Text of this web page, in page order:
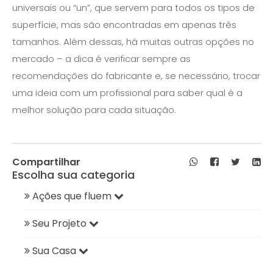
universais ou “un”, que servem para todos os tipos de
superfície, mas são encontradas em apenas três
tamanhos. Além dessas, há muitas outras opções no
mercado – a dica é verificar sempre as
recomendações do fabricante e, se necessário, trocar
uma ideia com um profissional para saber qual é a
melhor solução para cada situação.
Compartilhar
Escolha sua categoria
Ações que fluem
Seu Projeto
Sua Casa